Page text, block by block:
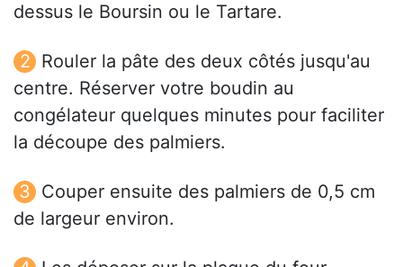
dessus le Boursin ou le Tartare.
Rouler la pâte des deux côtés jusqu'au
centre. Réserver votre boudin au
congélateur quelques minutes pour faciliter
la découpe des palmiers.
Couper ensuite des palmiers de 0,5 cm
de largeur environ.